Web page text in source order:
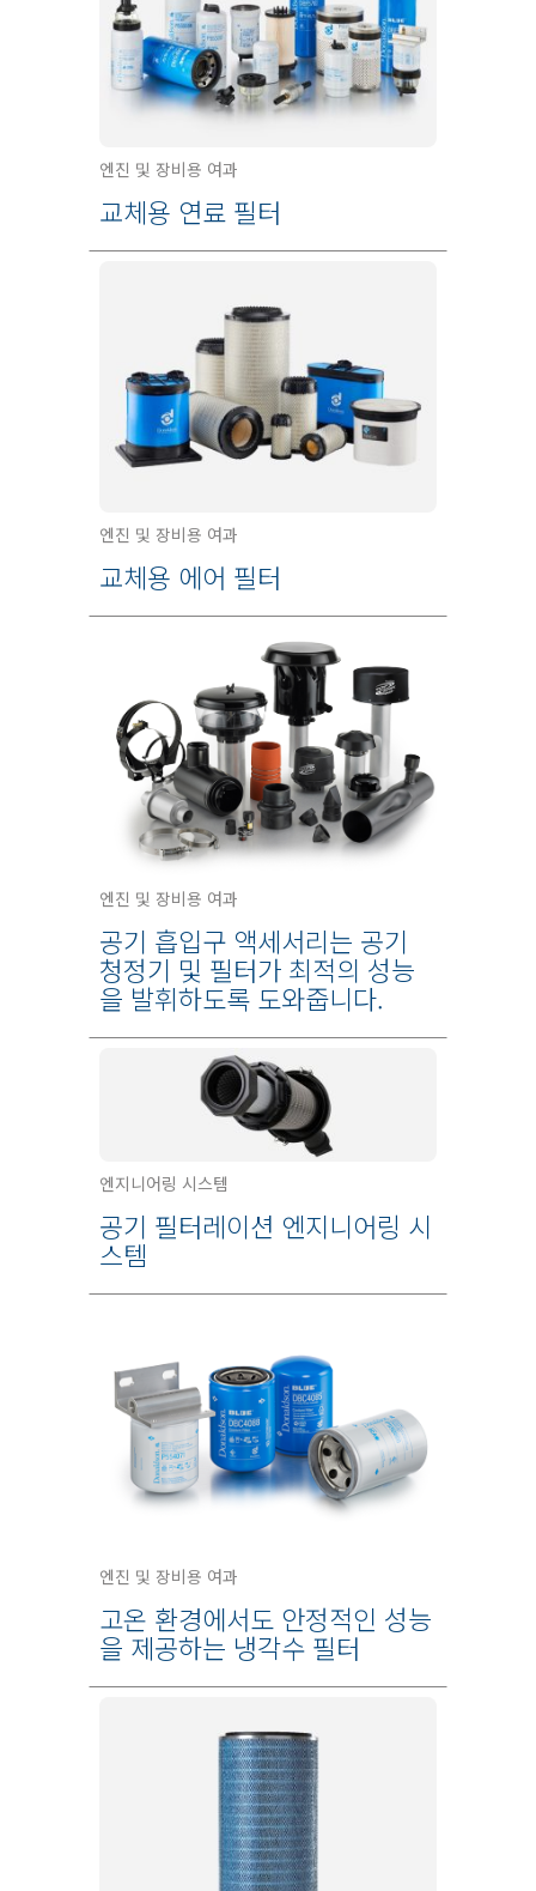
엔진 및 장비용 여과
교체용 연료 필터
엔진 및 장비용 여과
교체용 에어 필터
엔진 및 장비용 여과
공기 흡입구 액세서리는 공기
청정기 및 필터가 최적의 성능
을 발휘하도록 도와줍니다.
엔지니어링 시스템
공기 필터레이션 엔지니어링 시
스템
엔진 및 장비용 여과
고온 환경에서도 안정적인 성능
을 제공하는 냉각수 필터